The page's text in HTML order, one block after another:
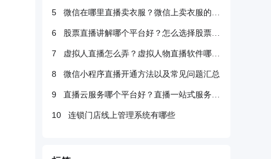
5 微信在哪里直播卖衣服？微信上卖衣服的方法
6 股票直播讲解哪个平台好？怎么选择股票直播平台？
7 虚拟人直播怎么弄？虚拟人物直播软件哪个好？
8 微信小程序直播开通方法以及常见问题汇总
9 直播云服务哪个平台好？直播一站式服务哪个好？
10 连锁门店线上管理系统有哪些